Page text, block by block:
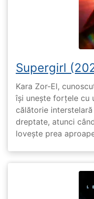
Supergirl
Kara Zor-El,
își unește forțele cu
călătorie
dreptate, atunci
lovește prea